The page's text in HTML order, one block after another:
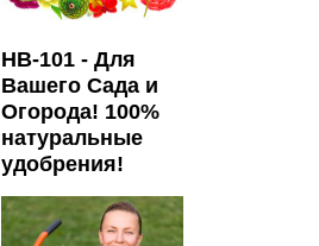
HB-101 - Для
Вашего Сада и
Огорода! 100%
натуральные
удобрения!